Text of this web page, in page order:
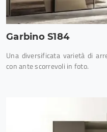
Garbino S184
Una diversificata varietà di
con ante scorrevoli in foto.